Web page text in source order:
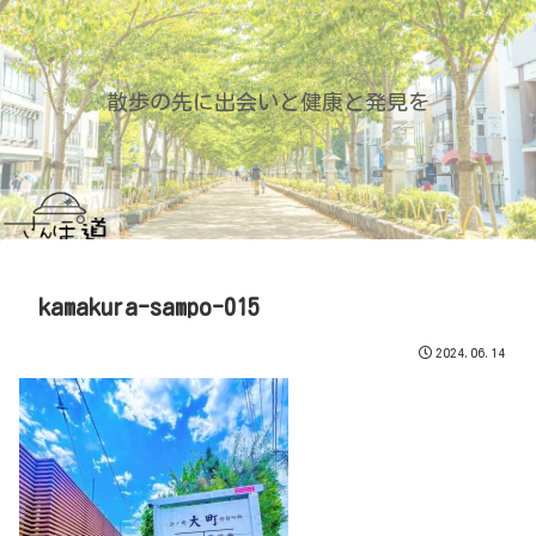
散歩の先に出会いと健康と発見を
kamakura-sampo-015
2024.06.14